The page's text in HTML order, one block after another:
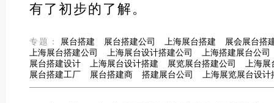
有了初步的了解。
专题： 展台搭建 展台搭建公司 上海展台搭建
展会展台搭
上海展台搭建公司
上海展台设计搭建公司
上海搭建展台公司
展台搭建设计
上海展台设计搭建 展览展台搭建公司
上海
展台搭建工厂
展台搭建商 搭建展台公司 上海展览展台设